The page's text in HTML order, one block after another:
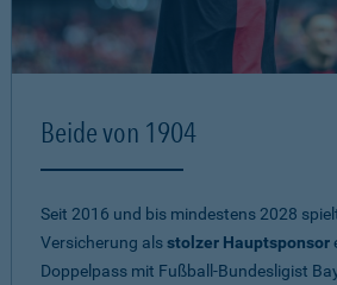
Beide von 1904
Seit 2016 und bis mindestens 2028
Versicherung alsstolzer Hauptsponsor
Doppelpass mit Fußball-Bundesligist